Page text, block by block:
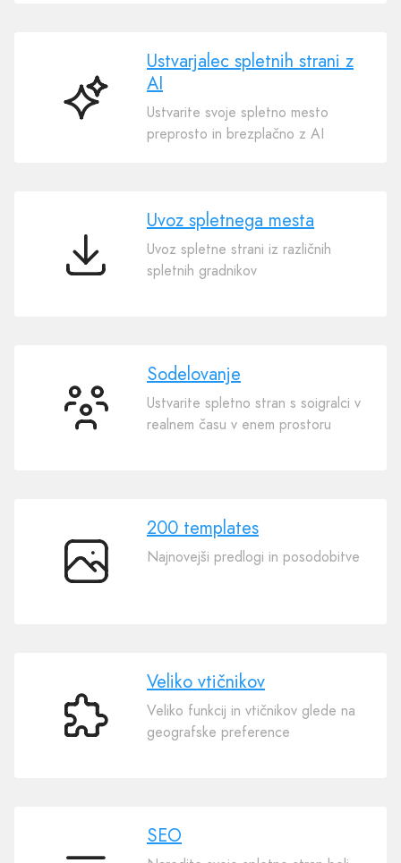
Ustvarjalec
Ustvarjalec spletnih strani z
AI
Ustvarite svoje spletno mesto
preprosto in brezplačno z AI
Uvoz
Uvoz spletnega mesta
Uvoz spletne strani iz različnih
spletnih gradnikov
Sodelovanje
Sodelovanje
Ustvarite spletno stran s soigralci v
realnem času v enem prostoru
200
200 templates
Najnovejši predlogi in posodobitve
Veliko
Veliko vtičnikov
Veliko funkcij in vtičnikov glede na
geografske preference
SEO